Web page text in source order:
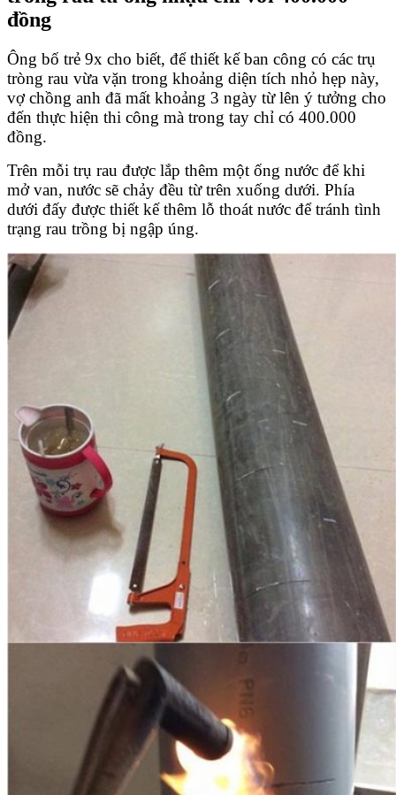
đồng
Ông bố trẻ 9x cho biết, để thiết kế ban công có các trụ
tròng rau vừa vặn trong khoảng diện tích nhỏ hẹp này,
vợ chồng anh đã mất khoảng 3 ngày từ lên ý tưởng cho
đến thực hiện thi công mà trong tay chỉ có 400.000
đồng.
Trên mỗi trụ rau được lắp thêm một ống nước để khi
mở van, nước sẽ chảy đều từ trên xuống dưới. Phía
dưới đấy được thiết kế thêm lỗ thoát nước để tránh tình
trạng rau trồng bị ngập úng.